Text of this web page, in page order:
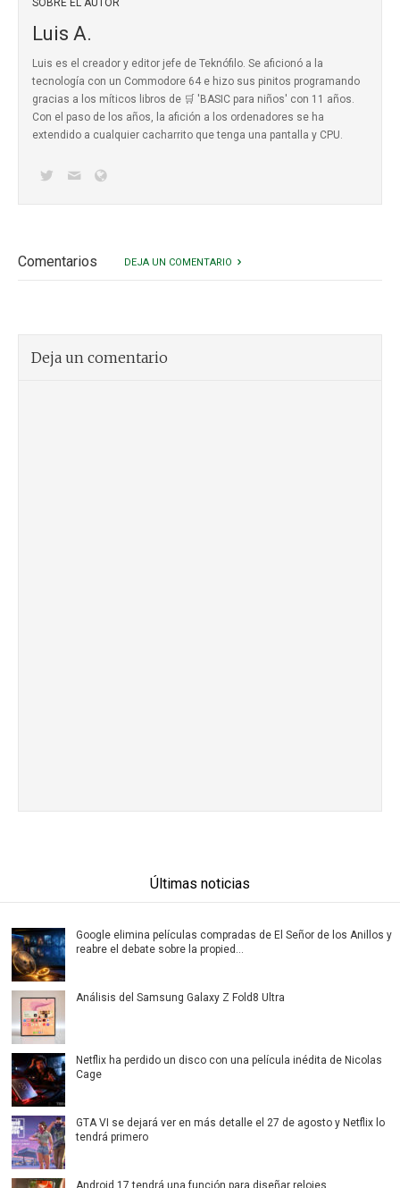
SOBRE EL AUTOR
Luis A.
Luis es el creador y editor jefe de Teknófilo. Se aficionó a la
tecnología con un Commodore 64 e hizo sus pinitos programando
gracias a los míticos libros de 🛒 'BASIC para niños' con 11 años.
Con el paso de los años, la afición a los ordenadores se ha
extendido a cualquier cacharrito que tenga una pantalla y CPU.
Comentarios DEJA UN COMENTARIO
Deja un comentario
Últimas noticias
Google elimina películas compradas de El Señor de los Anillos y
reabre el debate sobre la propied...
Análisis del Samsung Galaxy Z Fold8 Ultra
Netflix ha perdido un disco con una película inédita de Nicolas
Cage
GTA VI se dejará ver en más detalle el 27 de agosto y Netflix lo
tendrá primero